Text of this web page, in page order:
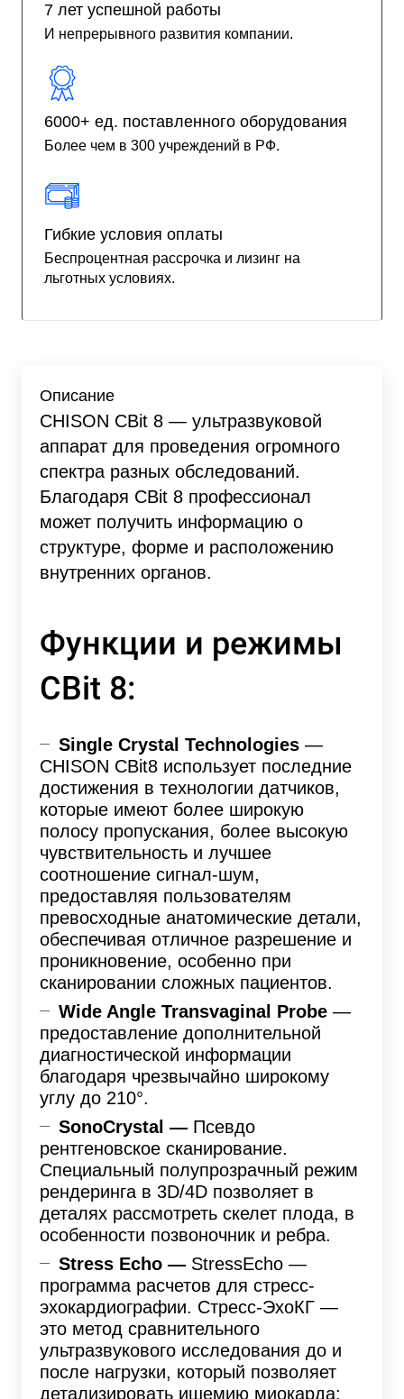
7 лет успешной работы
И непрерывного развития компании.
6000+ ед. поставленного оборудования
Более чем в 300 учреждений в РФ.
Гибкие условия оплаты
Беспроцентная рассрочка и лизинг на
льготных условиях.
Описание
CHISON CBit 8 — ультразвуковой
аппарат для проведения огромного
спектра разных обследований.
Благодаря CBit 8 профессионал
может получить информацию о
структуре, форме и расположению
внутренних органов.
Функции и режимы
CBit 8:
Single Crystal Technologies —
CHISON CBit8 использует последние
достижения в технологии датчиков,
которые имеют более широкую
полосу пропускания, более высокую
чувствительность и лучшее
соотношение сигнал-шум,
предоставляя пользователям
превосходные анатомические детали,
обеспечивая отличное разрешение и
проникновение, особенно при
сканировании сложных пациентов.
Wide Angle Transvaginal Probe —
предоставление дополнительной
диагностической информации
благодаря чрезвычайно широкому
углу до 210°.
SonoCrystal — Псевдо
рентгеновское сканирование.
Специальный полупрозрачный режим
рендеринга в 3D/4D позволяет в
деталях рассмотреть скелет плода, в
особенности позвоночник и ребра.
Stress Echo — StressEcho —
программа расчетов для стресс-
эхокардиографии. Стресс-ЭхоКГ —
это метод сравнительного
ультразвукового исследования до и
после нагрузки, который позволяет
детализировать ишемию миокарда;